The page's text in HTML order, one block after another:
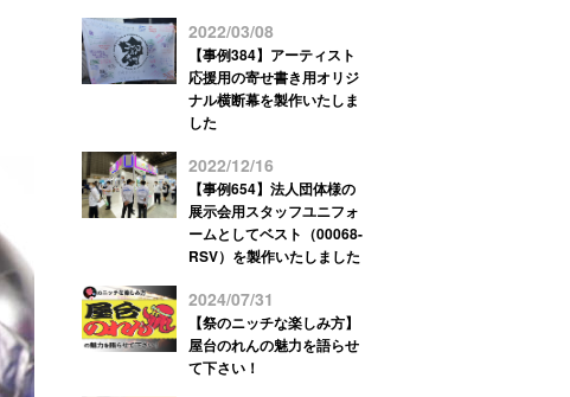
2022/03/08
【事例384】アーティスト
応援用の寄せ書き用オリジ
ナル横断幕を製作いたしま
した
2022/12/16
【事例654】法人団体様の
展示会用スタッフユニフォ
ームとしてベスト（00068-
RSV）を製作いたしました
2024/07/31
【祭のニッチな楽しみ方】
屋台のれんの魅力を語らせ
て下さい！